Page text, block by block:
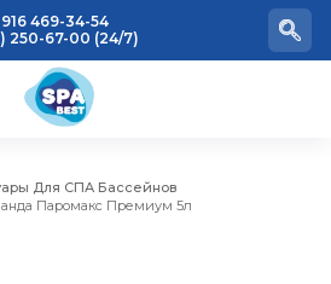
469-34-54
250-67-00 (24/7)
Для СПА Бассейнов
Паромакс Премиум 5л